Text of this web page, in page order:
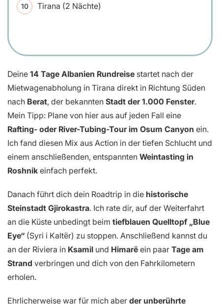
Tirana (2 Nächte)
Deine 14 Tage Albanien Rundreise startet nach der
Mietwagenabholung in Tirana direkt in Richtung Süden
nach Berat, der bekannten Stadt der 1.000 Fenster.
Mein Tipp: Plane von hier aus auf jeden Fall eine
Rafting- oder River-Tubing-Tour im Osum Canyon ein.
Ich fand diesen Mix aus Action in der tiefen Schlucht und
einem anschließenden, entspannten Weintasting in
Roshnik einfach perfekt.
Danach führt dich dein Roadtrip in die historische
Steinstadt Gjirokastra. Ich rate dir, auf der Weiterfahrt
an die Küste unbedingt beim tiefblauen Quelltopf „Blue
Eye“ (Syri i Kaltër) zu stoppen. Anschließend kannst du
an der Riviera in Ksamil und Himarë ein paar Tage am
Strand verbringen und dich von den Fahrkilometern
erholen.
Ehrlicherweise war für mich aber der unberührte